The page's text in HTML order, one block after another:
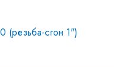
(резьба-сгон 1")